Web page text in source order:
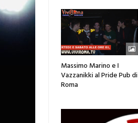
Massimo Marino e I
Vazzanikki al Pride Pub di
Roma